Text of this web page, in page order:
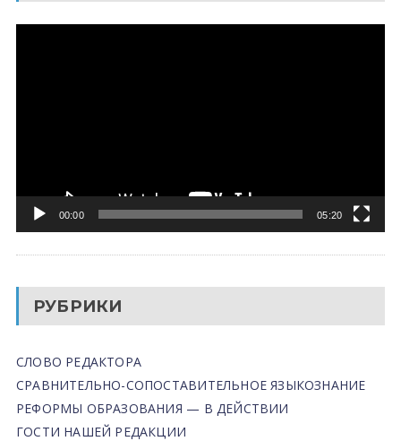
00:00 05:20
РУБРИКИ
СЛОВО РЕДАКТОРА
СРАВНИТЕЛЬНО-СОПОСТАВИТЕЛЬНОЕ ЯЗЫКОЗНАНИЕ
РЕФОРМЫ ОБРАЗОВАНИЯ — В ДЕЙСТВИИ
ГОСТИ НАШЕЙ РЕДАКЦИИ